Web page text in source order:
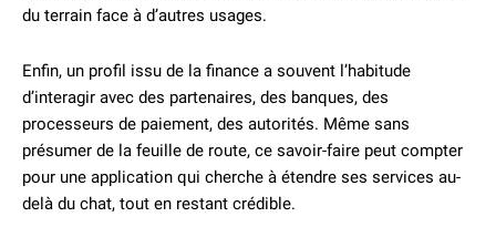
du terrain face à d’autres usages.
Enfin, un profil issu de la finance a souvent l’habitude
d’interagir avec des partenaires, des banques, des
processeurs de paiement, des autorités. Même sans
présumer de la feuille de route, ce savoir-faire peut compter
pour une application qui cherche à étendre ses services au-
delà du chat, tout en restant crédible.